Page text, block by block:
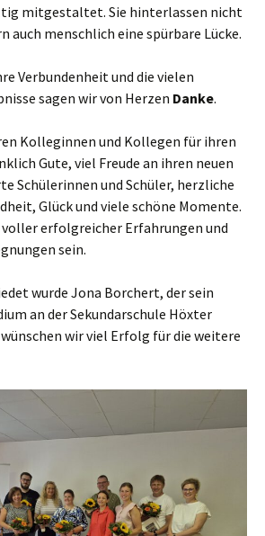
mitgestaltet. Sie hinterlassen nicht
auch menschlich eine spürbare Lücke.
Verbundenheit und die vielen
sagen wir von Herzen Danke.
Kolleginnen und Kollegen für ihren
Gute, viel Freude an ihren neuen
Schülerinnen und Schüler, herzliche
Glück und viele schöne Momente.
voller erfolgreicher Erfahrungen und
sein.
wurde Jona Borchert, der sein
an der Sekundarschule Höxter
wir viel Erfolg für die weitere